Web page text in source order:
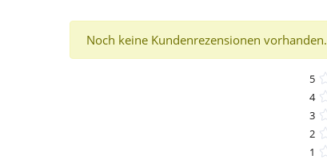
Noch keine Kundenrezensionen vorhanden.
5
4
3
2
1